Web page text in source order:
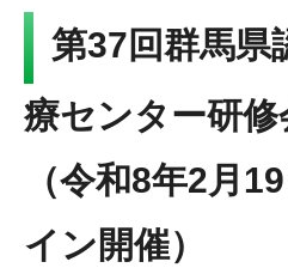
文字サイ
第37回群馬県
療センター研
（令和8年2月
イン開催）